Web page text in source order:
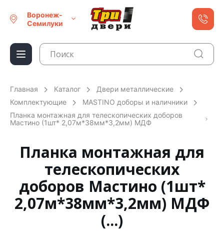
Воронеж-
Семилуки
Главная Каталог
Двери металлические
Комплектующие
MASTINO доборы и наличники
Планка монтажная для телескопических доборов
Мастино (1шт* 2,07м*38мм*3,2мм) МДФ
Планка монтажная для
телескопических
доборов Мастино (1шт*
2,07м*38мм*3,2мм) МДФ
(...)